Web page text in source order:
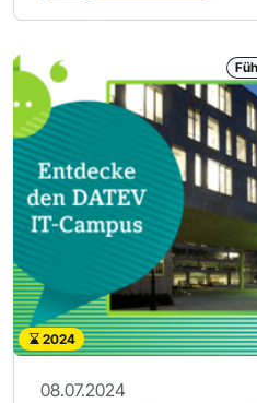
2024
08.07.2024